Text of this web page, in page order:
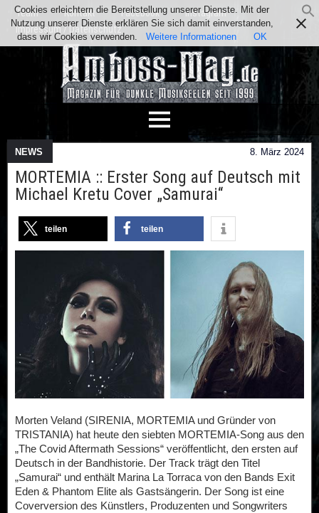
Team Kontakt Facebook
Instagram
Impressum / Datenschutz
NEWS 8. März 2024
MORTEMIA :: Erster Song auf Deutsch mit
Michael Kretu Cover „Samurai“
teilen teilen
Morten Veland (SIRENIA, MORTEMIA und Gründer von
TRISTANIA) hat heute den siebten MORTEMIA-Song aus den
„The Covid Aftermath Sessions“ veröffentlicht, den ersten auf
Deutsch in der Bandhistorie. Der Track trägt den Titel
„Samurai“ und enthält Marina La Torraca von den Bands Exit
Eden & Phantom Elite als Gastsängerin. Der Song ist eine
Coverversion des Künstlers, Produzenten und Songwriters
Cookies erleichtern die Bereitstellung unserer Dienste. Mit der
Nutzung unserer Dienste erklären Sie sich damit einverstanden,
dass wir Cookies verwenden.
Weitere Informationen OK